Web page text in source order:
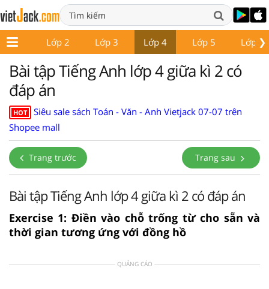
❯
1 Lớp 2 Lớp 3 Lớp 4 Lớp 5 Lớp 6
Bài tập Tiếng Anh lớp 4 giữa kì 2 có
đáp án
HOT
Siêu sale sách Toán - Văn - Anh Vietjack 07-07 trên
Shopee mall
Trang trước Trang sau
Bài tập Tiếng Anh lớp 4 giữa kì 2 có đáp án
Exercise 1: Điền vào chỗ trống từ cho sẵn và
thời gian tương ứng với đồng hồ
QUẢNG CÁO